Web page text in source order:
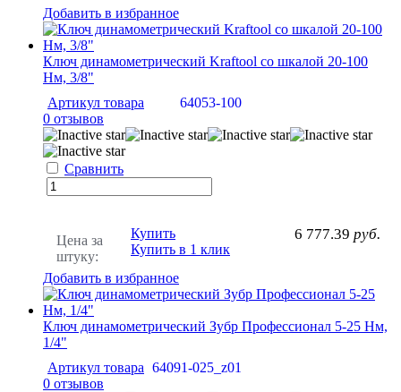
Добавить в избранное
Ключ динамометрический Kraftool со шкалой 20-100
Нм, 3/8"
Артикул товара
64053-100
0 отзывов
Сравнить
Цена за
штуку:
6 777.39 руб.
Купить
Купить в 1 клик
Добавить в избранное
Ключ динамометрический Зубр Профессионал 5-25 Нм,
1/4"
Артикул товара 64091-025_z01
0 отзывов